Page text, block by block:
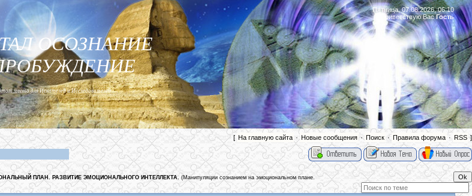
ОСОЗНАНИЕ
место для Искателей и Исследователей...
Пятница, 07.08.2026, 06:10
Приветствую ВасГость
|
[ На главную сайта · Новые сообщения· Поиск · Правила форума · RSS ]
ПЛАН. РАЗВИТИЕ ЭМОЦИОНАЛЬНОГО ИНТЕЛЛЕКТА. (Манипуляции сознанием на эмоциональном плане.